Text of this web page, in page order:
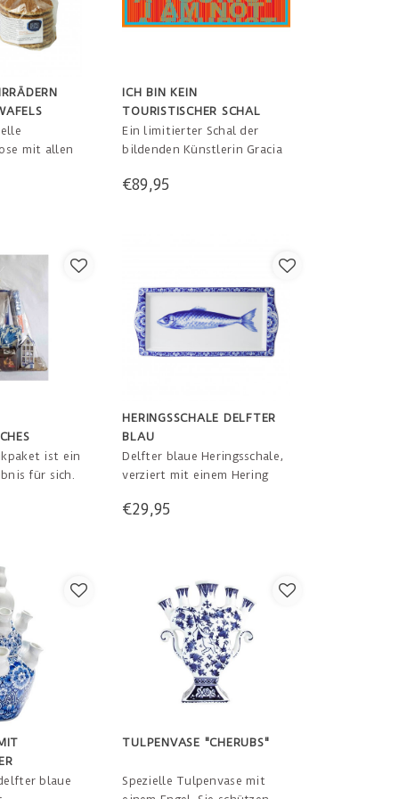
mit allen
rein
ICH BIN KEIN
TOURISTISCHER SCHAL
Ein limitierter Schal der
bildenden Künstlerin Gracia
bin kein Tourist" in der
holländisches Design
€89,95
ist ein
für sich.
bald
ein. Ein
Es
au
HERINGSSCHALE DELFTER
BLAU
Delfter blaue Heringsschale,
verziert mit einem Hering
Ihres köstlichen Fischs oder
€29,95
blaue
TULPENVASE "CHERUBS"
Spezielle Tulpenvase mit